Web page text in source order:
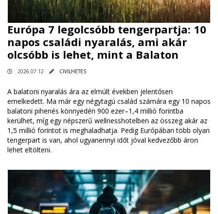
Európa 7 legolcsóbb tengerpartja: 10
napos családi nyaralás, ami akár
olcsóbb is lehet, mint a Balaton
2026.07.12 CIVILHETES
A balatoni nyaralás ára az elmúlt években jelentősen
emelkedett. Ma már egy négytagú család számára egy 10 napos
balatoni pihenés könnyedén 900 ezer–1,4 millió forintba
kerülhet, míg egy népszerű wellnesshotelben az összeg akár az
1,5 millió forintot is meghaladhatja. Pedig Európában több olyan
tengerpart is van, ahol ugyanennyi időt jóval kedvezőbb áron
lehet eltölteni.